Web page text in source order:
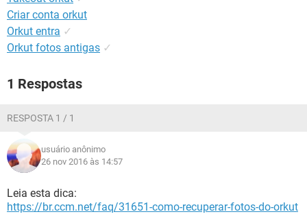
Criar conta orkut
Orkut entra ✓
Orkut fotos antigas ✓
1 Respostas
RESPOSTA 1 / 1
usuário anônimo
26 nov 2016 às 14:57
Leia esta dica:
https://br.ccm.net/faq/31651-como-recuperar-fotos-do-orkut